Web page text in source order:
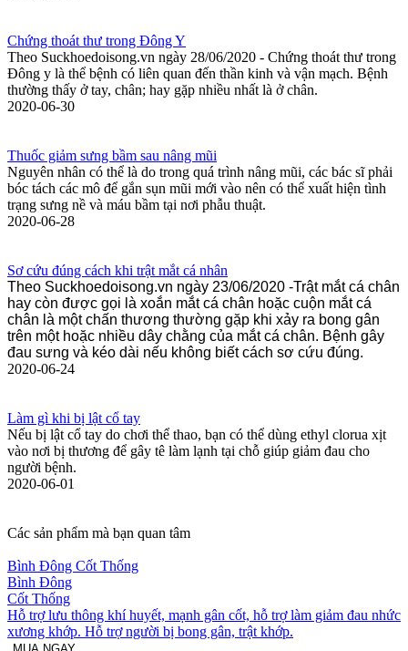
Chứng thoát thư trong Đông Y
Theo Suckhoedoisong.vn ngày 28/06/2020 - Chứng thoát thư trong
Đông y là thể bệnh có liên quan đến thần kinh và vận mạch. Bệnh
thường thấy ở tay, chân; hay gặp nhiều nhất là ở chân.
2020-06-30
Thuốc giảm sưng bầm sau nâng mũi
Nguyên nhân có thể là do trong quá trình nâng mũi, các bác sĩ phải
bóc tách các mô để gắn sụn mũi mới vào nên có thể xuất hiện tình
trạng sưng nề và máu bầm tại nơi phẫu thuật.
2020-06-28
Sơ cứu đúng cách khi trật mắt cá nhân
Theo Suckhoedoisong.vn ngày 23/06/2020 -Trật mắt cá chân
hay còn được gọi là xoắn mắt cá chân hoặc cuộn mắt cá
chân là một chấn thương thường gặp khi xảy ra bong gân
trên một hoặc nhiều dây chằng của mắt cá chân. Bệnh gây
đau sưng và kéo dài nếu không biết cách sơ cứu đúng.
2020-06-24
Làm gì khi bị lật cổ tay
Nếu bị lật cổ tay do chơi thể thao, bạn có thể dùng ethyl clorua xịt
vào nơi bị thương để gây tê làm lạnh tại chỗ giúp giảm đau cho
người bệnh.
2020-06-01
Các sản phẩm mà bạn quan tâm
Bình Đông Cốt Thống
Bình Đông
Cốt Thống
Hỗ trợ lưu thông khí huyết, mạnh gân cốt, hỗ trợ làm giảm đau nhức
xương khớp. Hỗ trợ người bị bong gân, trật khớp.